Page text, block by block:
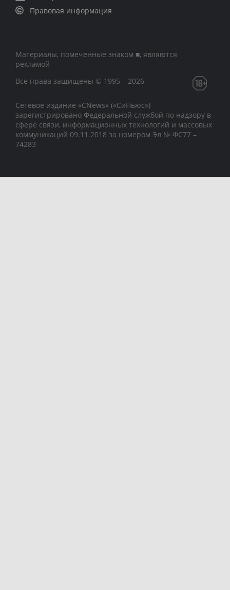
Правовая информация
Материалы, помеченные знаком ■, являются
рекламой
Все права защищены © 1995 – 2026
Сетевое издание «CNews» («СиНьюс»)
зарегистрировано Федеральной службой по надзору в
сфере связи, информационных технологий и массовых
коммуникаций 09.11.2018 за номером Эл № ФС77 –
74283